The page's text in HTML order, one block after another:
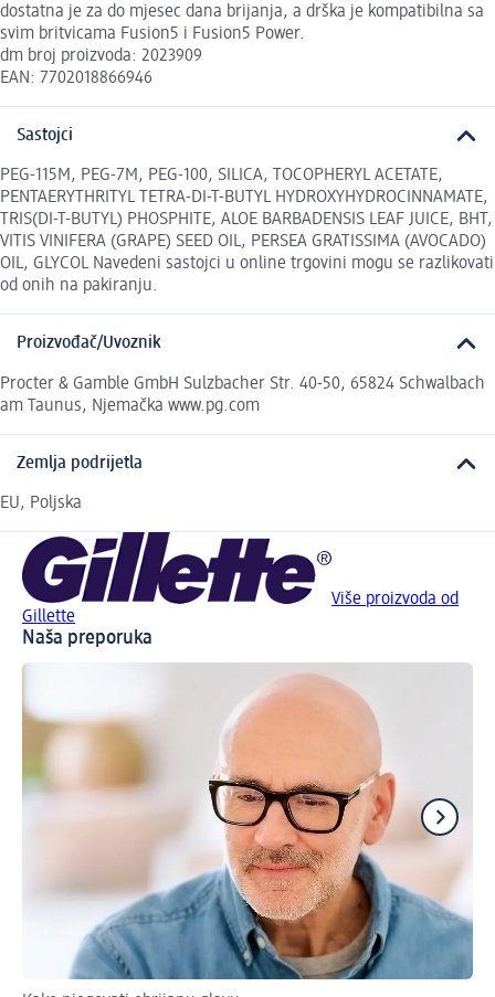
dostatna je za do mjesec dana brijanja, a drška je kompatibilna sa
svim britvicama Fusion5 i Fusion5 Power.
dm broj proizvoda: 2023909
EAN: 7702018866946
Sastojci
PEG-115M, PEG-7M, PEG-100, SILICA, TOCOPHERYL ACETATE,
PENTAERYTHRITYL TETRA-DI-T-BUTYL HYDROXYHYDROCINNAMATE,
TRIS(DI-T-BUTYL) PHOSPHITE, ALOE BARBADENSIS LEAF JUICE, BHT,
VITIS VINIFERA (GRAPE) SEED OIL, PERSEA GRATISSIMA (AVOCADO)
OIL, GLYCOL Navedeni sastojci u online trgovini mogu se razlikovati
od onih na pakiranju.
Proizvođač/Uvoznik
Procter & Gamble GmbH Sulzbacher Str. 40-50, 65824 Schwalbach
am Taunus, Njemačka www.pg.com
Zemlja podrijetla
EU, Poljska
Više proizvoda od
Gillette
Naša preporuka